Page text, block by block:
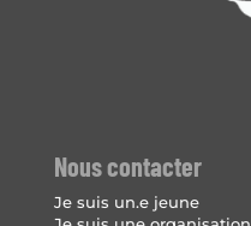
Nous contacter
Je suis un.e jeune